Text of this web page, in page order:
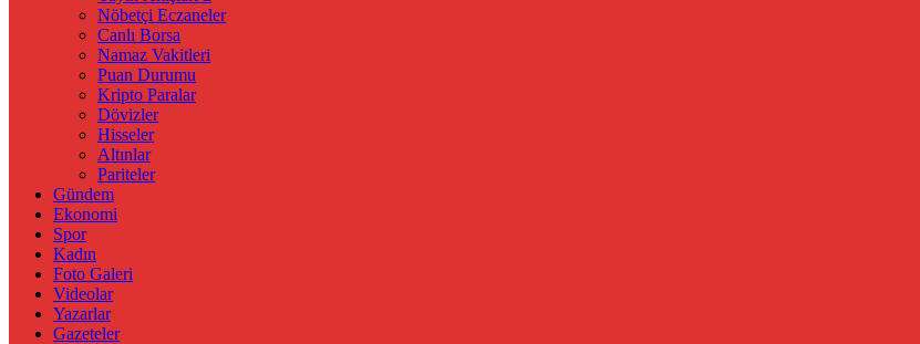
Nöbetçi Eczaneler
Canlı Borsa
Namaz Vakitleri
Puan Durumu
Kripto Paralar
Dövizler
Hisseler
Altınlar
Pariteler
Gündem
Ekonomi
Spor
Kadın
Foto Galeri
Videolar
Yazarlar
Gazeteler